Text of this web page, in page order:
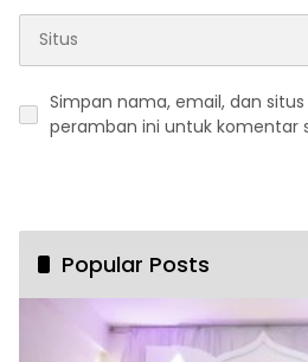
Simpan nama, email, dan
peramban ini untuk komentar
Popular Posts